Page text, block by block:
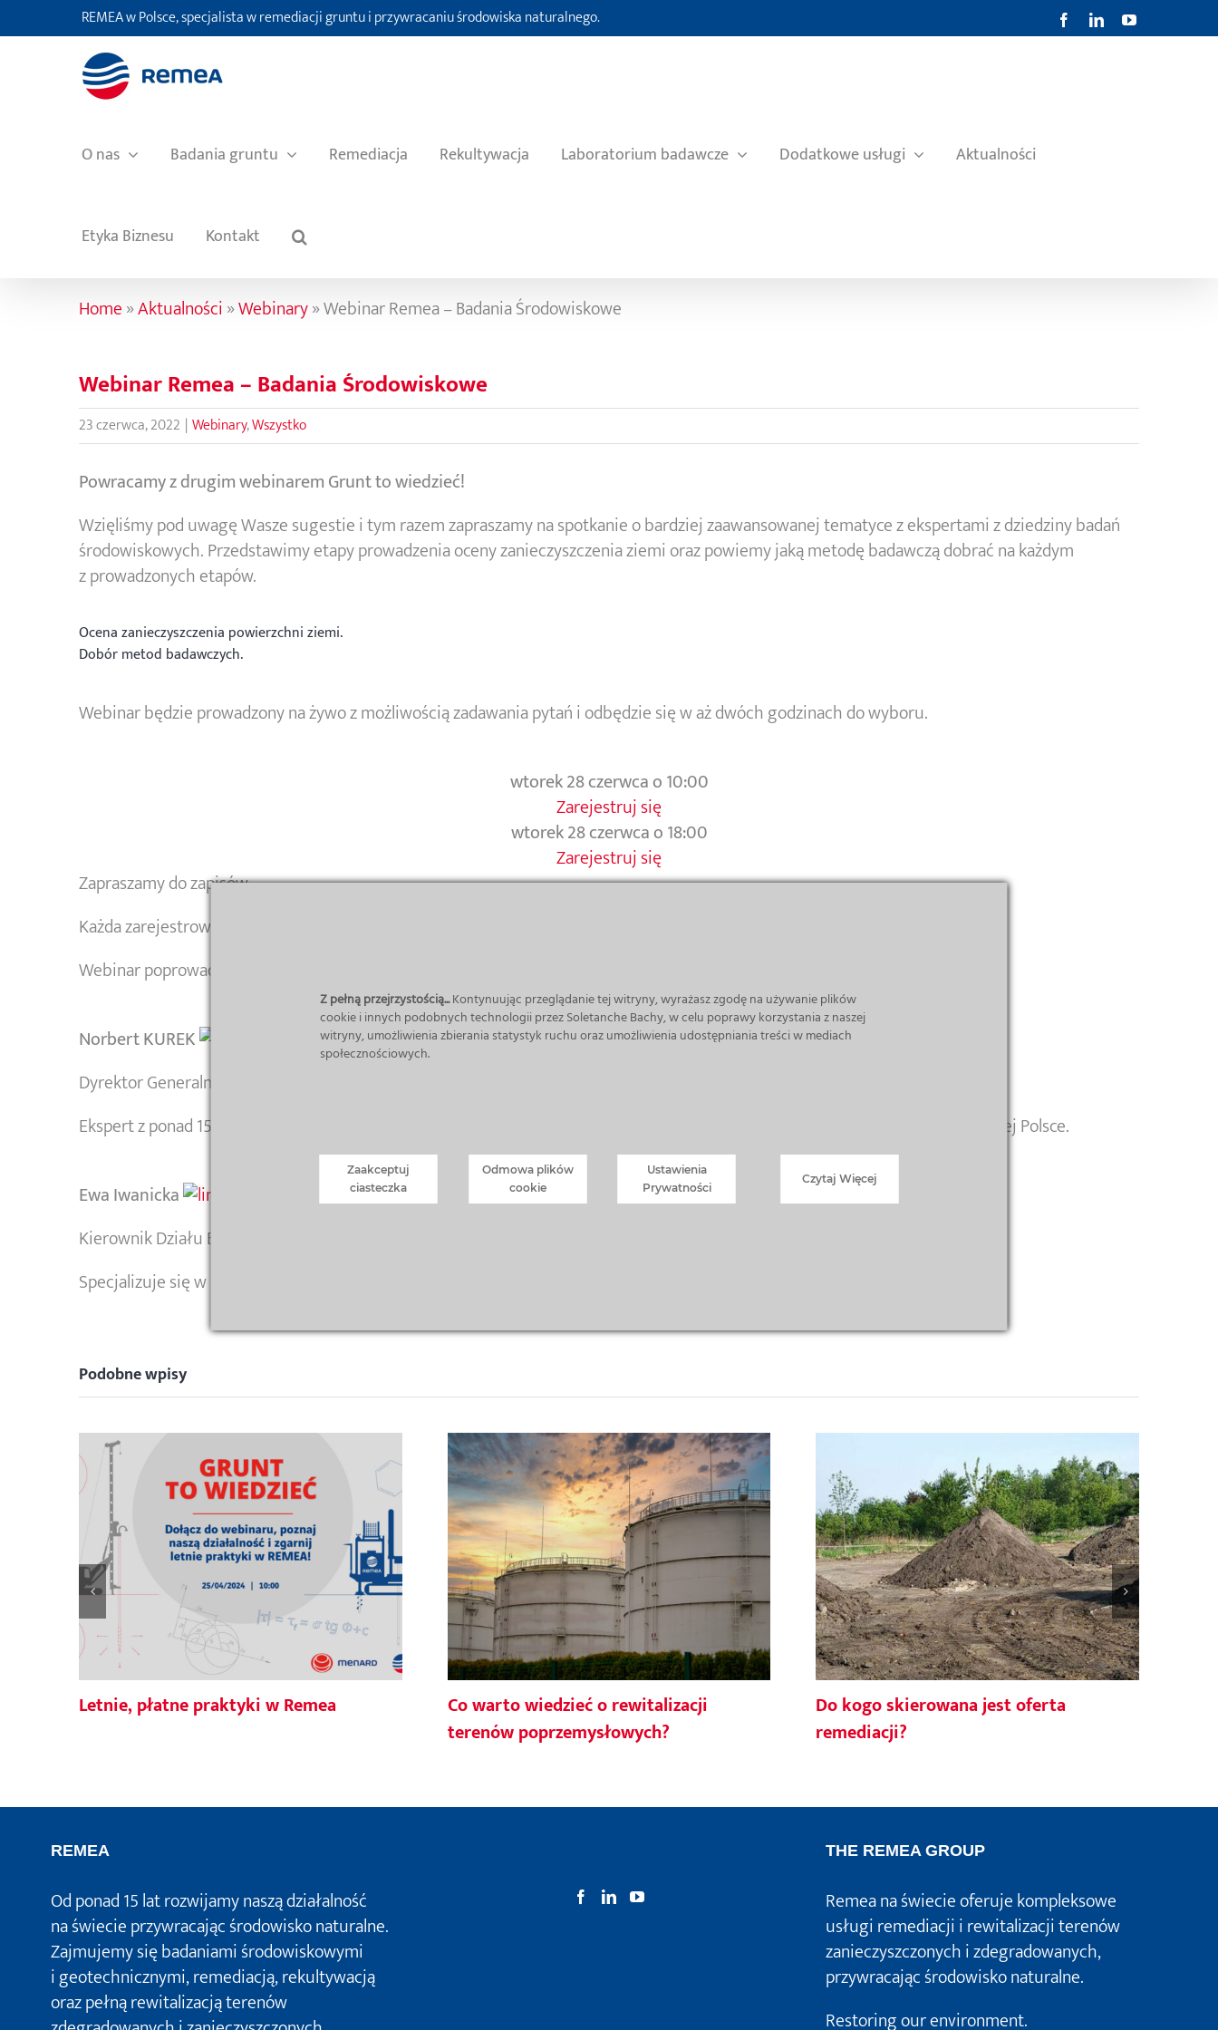
do
REMEA w Polsce, specjalista w remediacji gruntu i przywracaniu środowiska naturalnego. FacebookLinkedInYouTube
O nas Badania gruntu Remediacja Rekultywacja Laboratorium badawcze Dodatkowe usługi Aktualności
Etyka Biznesu Kontakt
Home»Aktualności»Webinary»Webinar Remea – Badania Środowiskowe
Webinar Remea – Badania Środowiskowe
23 czerwca, 2022 | Webinary,Wszystko
Powracamy z drugim webinarem Grunt to wiedzieć!
Wzięliśmy pod uwagę Wasze sugestie i tym razem zapraszamy na spotkanie o bardziej zaawansowanej tematyce z ekspertami z dziedziny badań
środowiskowych. Przedstawimy etapy prowadzenia oceny zanieczyszczenia ziemi oraz powiemy jaką metodę badawczą dobrać na każdym
z prowadzonych etapów.
Ocena zanieczyszczenia powierzchni ziemi.
Dobór metod badawczych.
Webinar będzie prowadzony na żywo z możliwością zadawania pytań i odbędzie się w aż dwóch godzinach do wyboru.
wtorek 28 czerwca o 10:00
Zarejestruj się
wtorek 28 czerwca o 18:00
Zarejestruj się
Zapraszamy do zapisów.
Każda zarejestrowana osoba otrzyma dostęp do nagrania ze szkolenia.
Webinar poprowadzą eksperci z wieloletnim doświadczeniem:
Norbert KUREK
Dyrektor Generalny Remea Sp. z o.o.
Ekspert z ponad 15 letnim doświadczeniem w geotechnice. Pod jego kierownictwem Remea przeprowadziła tysiące badań w całej Polsce.
Ewa Iwanicka
Kierownik Działu Badań Remea Sp. z o.o.
​​Specjalizuje się w badaniach podłoża gruntowego, w tym badaniach środowiskowych wykonywanych technikami in-situ.
Podobne wpisy
Letnie, płatne praktyki w Remea
Co warto wiedzieć o rewitalizacji
terenów poprzemysłowych?
Do kogo skierowana jest oferta
remediacji?
REMEA
Od ponad 15 lat rozwijamy naszą działalność
na świecie przywracając środowisko naturalne.
Zajmujemy się badaniami środowiskowymi
i geotechnicznymi, remediacją, rekultywacją
oraz pełną rewitalizacją terenów
THE REMEA GROUP
Remea na świecie oferuje kompleksowe
usługi remediacji i rewitalizacji terenów
zanieczyszczonych i zdegradowanych,
przywracając środowisko naturalne.
Restoring our environment.
Z pełną przejrzystością...Kontynuując przeglądanie tej witryny, wyrażasz zgodę na używanie plików
cookie i innych podobnych technologii przez Soletanche Bachy, w celu poprawy korzystania z naszej
witryny, umożliwienia zbierania statystyk ruchu oraz umożliwienia udostępniania treści w mediach
społecznościowych.
Zaakceptuj
ciasteczka
Odmowa plików
cookie
Czytaj Więcej
Ustawienia
Prywatności